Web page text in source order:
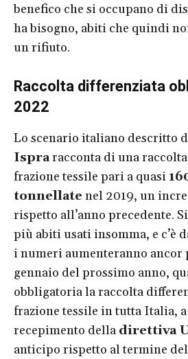
benefico che si occupano di
ha bisogno, abiti che quindi
un rifiuto.
Raccolta differenziata
2022
Lo scenario italiano descritto
Ispraracconta di una
frazione tessile pari a quasi
tonnellate nel 2019, un
rispetto all’anno precedente.
più abiti usati insomma, e c’è
i numeri aumenteranno
gennaio del prossimo anno,
obbligatoria la raccolta
frazione tessile in tutta Italia,
recepimento della direttiva
anticipo rispetto al termine